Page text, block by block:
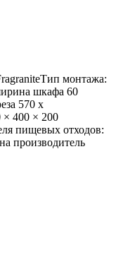
монтажа:
шкафа 60
570 х
× 400 × 200
пищевых отходов:
производитель